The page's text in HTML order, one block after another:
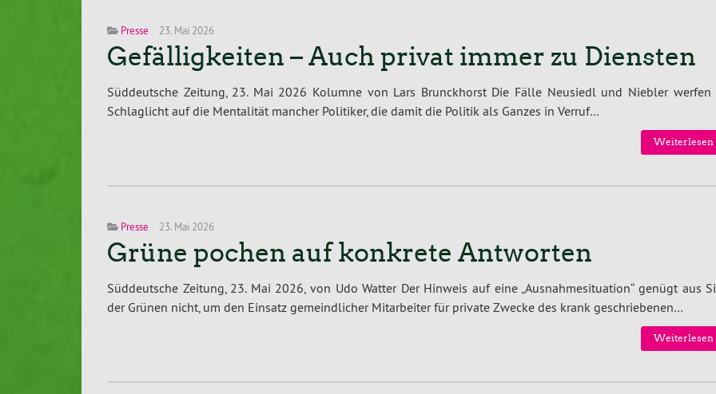
Presse 23. Mai 2026
Gefälligkeiten – Auch privat immer zu Diensten
Süddeutsche Zeitung, 23. Mai 2026 Kolumne von Lars Brunckhorst Die Fälle Neusiedl und Niebler werfen
Schlaglicht auf die Mentalität mancher Politiker, die damit die Politik als Ganzes in Verruf…
Weiterlesen
Presse 23. Mai 2026
Grüne pochen auf konkrete Antworten
Süddeutsche Zeitung, 23. Mai 2026, von Udo Watter Der Hinweis auf eine „Ausnahmesituation“ genügt aus
der Grünen nicht, um den Einsatz gemeindlicher Mitarbeiter für private Zwecke des krank geschriebenen…
Weiterlesen